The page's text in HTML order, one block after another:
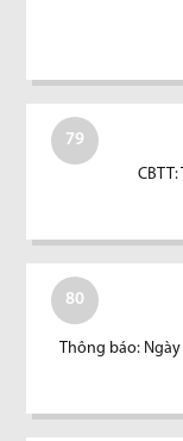
79
80
Thông báo: